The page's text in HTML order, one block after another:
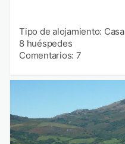
Tipo de alojamiento: Casa
8 huéspedes
Comentarios: 7